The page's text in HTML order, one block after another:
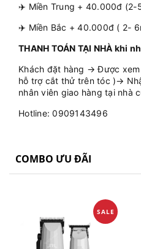
✈️ Miền Trung + 40.000đ (2-
✈️ Miền Bắc + 40.000đ ( 2-
THANH TOÁN TẠI NHÀ khi
Khách đặt hàng → Được
hỗ trợ cắt thử trên tóc )→
nhân viên giao hàng tại nhà
Hotline: 0909143496
COMBO ƯU ĐÃI
SALE